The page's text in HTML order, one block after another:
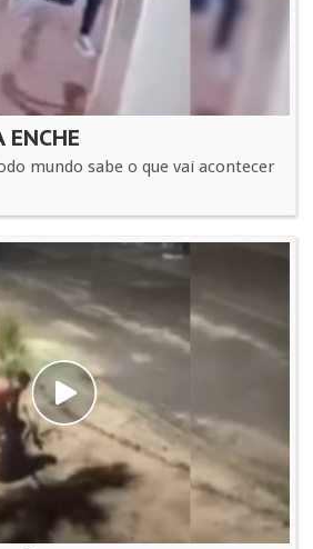
ENCHE
mundo sabe o que vai acontecer